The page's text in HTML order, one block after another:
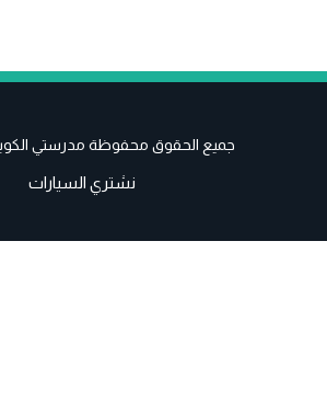
جميع الحقوق محفوظة مدرستي الكويتية
نشتري السيارات